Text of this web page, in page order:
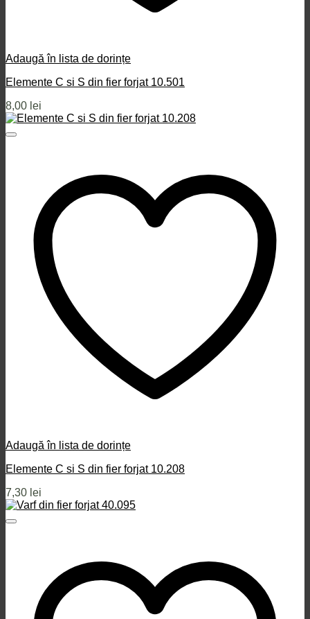
Adaugă în lista de dorințe
Elemente C si S din fier forjat 10.501
8,00 lei
Adaugă în lista de dorințe
Elemente C si S din fier forjat 10.208
7,30 lei